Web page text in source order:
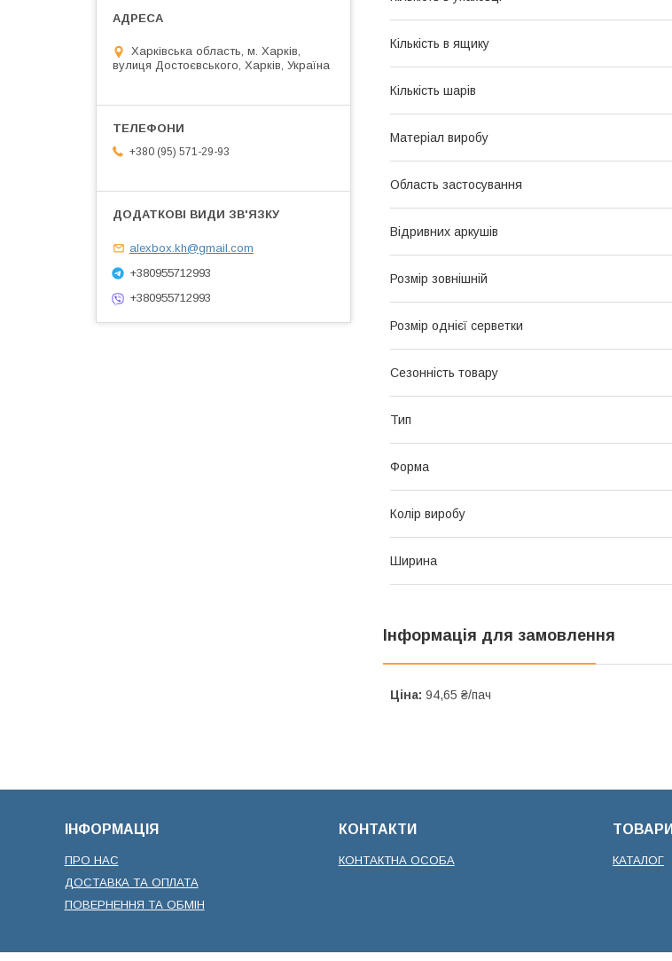
Кількість в ящику
Кількість шарів
Матеріал виробу
Область застосування
Відривних аркушів
Розмір зовнішній
Розмір однієї серветки
Сезонність товару
Тип
Форма
Колір виробу
Ширина
Інформація для замовлення
Ціна: 94,65 ₴/пач
Харківська область, м. Харків,
вулиця Достоєвського, Харків, Україна
+380 (95) 571-29-93
alexbox.kh@gmail.com
+380955712993
+380955712993
ІНФОРМАЦІЯ
ПРО НАС
ДОСТАВКА ТА ОПЛАТА
ПОВЕРНЕННЯ ТА ОБМІН
КОНТАКТИ
КОНТАКТНА ОСОБА
ТОВАРИ
КАТАЛОГ